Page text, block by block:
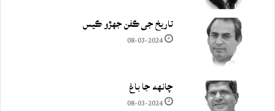
تاريخ جي ڪفن جھڙو ڪيس
08-03-2024
چانهه جا باغ
08-03-2024